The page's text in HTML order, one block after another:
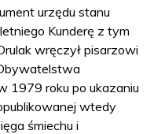
urzędu stanu
Kunderę z tym
wręczył pisarzowi
1979 roku po ukazaniu
wtedy
śmiechu i